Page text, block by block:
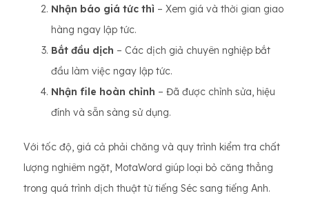
Nhận báo giá tức thì – Xem giá và thời gian giao
hàng ngay lập tức.
Bắt đầu dịch – Các dịch giả chuyên nghiệp bắt
đầu làm việc ngay lập tức.
Nhận file hoàn chỉnh – Đã được chỉnh sửa, hiệu
đính và sẵn sàng sử dụng.
Với tốc độ, giá cả phải chăng và quy trình kiểm tra chất
lượng nghiêm ngặt, MotaWord giúp loại bỏ căng thẳng
trong quá trình dịch thuật từ tiếng Séc sang tiếng Anh.